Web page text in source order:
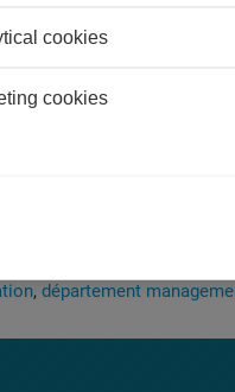
d’eux. Cet exemple
difficile ou coûteux en
département
cookies
cookies